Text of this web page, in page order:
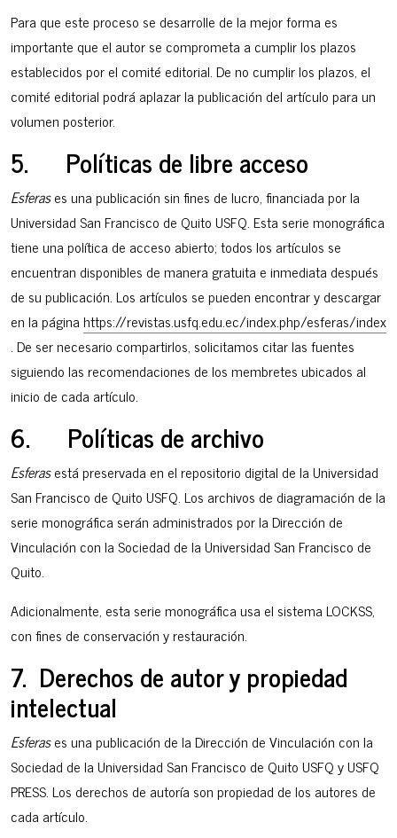
Para que este proceso se desarrolle de la mejor forma es
importante que el autor se comprometa a cumplir los plazos
establecidos por el comité editorial. De no cumplir los plazos, el
comité editorial podrá aplazar la publicación del artículo para un
volumen posterior.
5. Políticas de libre acceso
Esferases una publicación sin fines de lucro, financiada por la
Universidad San Francisco de Quito USFQ. Esta serie monográfica
tiene una política de acceso abierto; todos los artículos se
encuentran disponibles de manera gratuita e inmediata después
de su publicación. Los artículos se pueden encontrar y descargar
en la páginahttps://revistas.usfq.edu.ec/index.php/esferas/index
. De ser necesario compartirlos, solicitamos citar las fuentes
siguiendo las recomendaciones de los membretes ubicados al
inicio de cada artículo.
6. Políticas de archivo
Esferasestá preservada en el repositorio digital de la Universidad
San Francisco de Quito USFQ. Los archivos de diagramación de la
serie monográfica serán administrados por la Dirección de
Vinculación con la Sociedad de la Universidad San Francisco de
Quito.
Adicionalmente, esta serie monográfica usa el sistema LOCKSS,
con fines de conservación y restauración.
7. Derechos de autor y propiedad
intelectual
Esferases una publicación de la Dirección de Vinculación con la
Sociedad de la Universidad San Francisco de Quito USFQ y USFQ
PRESS. Los derechos de autoría son propiedad de los autores de
cada artículo.